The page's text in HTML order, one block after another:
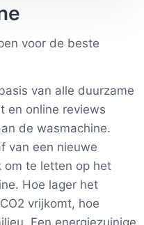
voor de beste
van alle duurzame
en online reviews
de wasmachine.
van een nieuwe
om te letten op het
Hoe lager het
vrijkomt, hoe